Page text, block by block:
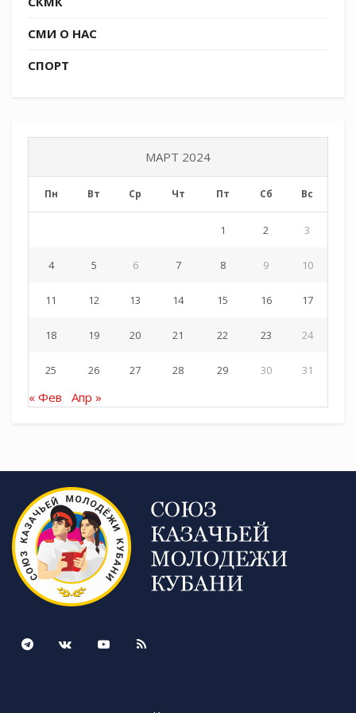
СМИ О НАС
СПОРТ
МАРТ 2024
Пн Вт Ср Чт Пт Сб Вс
1 2 3
4 5 6 7 8 9 10
11 12 13 14 15 16 17
18 19 20 21 22 23 24
25 26 27 28 29 30 31
« Фев Апр »